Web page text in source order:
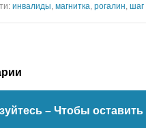
инвалиды магнитка рогалин шаг
– Чтобы